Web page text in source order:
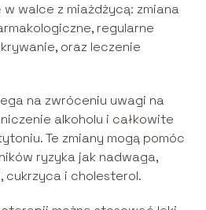
walce z miażdżycą: zmiana
regularne
oraz leczenie
na zwróceniu uwagi na
alkoholu i całkowite
Te zmiany mogą pomóc
ryzyka jak nadwaga,
cukrzyca i cholesterol.